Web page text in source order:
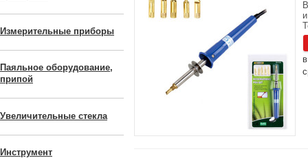
Измерительные приборы
Паяльное оборудование,
припой
Увеличительные стекла
Инструмент